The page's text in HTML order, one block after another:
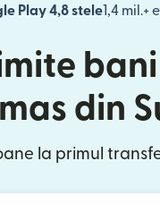
Play 4,8 stele1,4 mil.+
din
la primul